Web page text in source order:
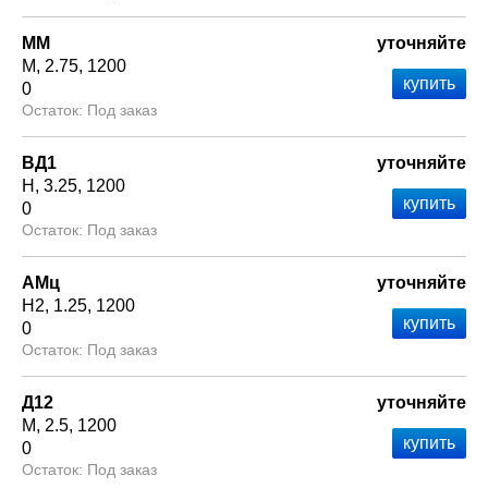
ММ
М
2.75 1200
0
Под заказ
уточняйте
ВД1
Н
3.25 1200
0
Под заказ
уточняйте
АМц
Н2 1.25 1200
0
Под заказ
уточняйте
Д12
М
2.5 1200
0
Под заказ
уточняйте